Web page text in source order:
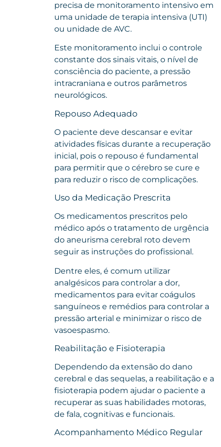
precisa de monitoramento intensivo em
uma unidade de terapia intensiva (UTI)
ou unidade de AVC.
Este monitoramento inclui o controle
constante dos sinais vitais, o nível de
consciência do paciente, a pressão
intracraniana e outros parâmetros
neurológicos.
Repouso Adequado
O paciente deve descansar e evitar
atividades físicas durante a recuperação
inicial, pois o repouso é fundamental
para permitir que o cérebro se cure e
para reduzir o risco de complicações.
Uso da Medicação Prescrita
Os medicamentos prescritos pelo
médico após o tratamento de urgência
do aneurisma cerebral roto devem
seguir as instruções do profissional.
Dentre eles, é comum utilizar
analgésicos para controlar a dor,
medicamentos para evitar coágulos
sanguíneos e remédios para controlar a
pressão arterial e minimizar o risco de
vasoespasmo.
Reabilitação e Fisioterapia
Dependendo da extensão do dano
cerebral e das sequelas, a reabilitação e a
fisioterapia podem ajudar o paciente a
recuperar as suas habilidades motoras,
de fala, cognitivas e funcionais.
Acompanhamento Médico Regular